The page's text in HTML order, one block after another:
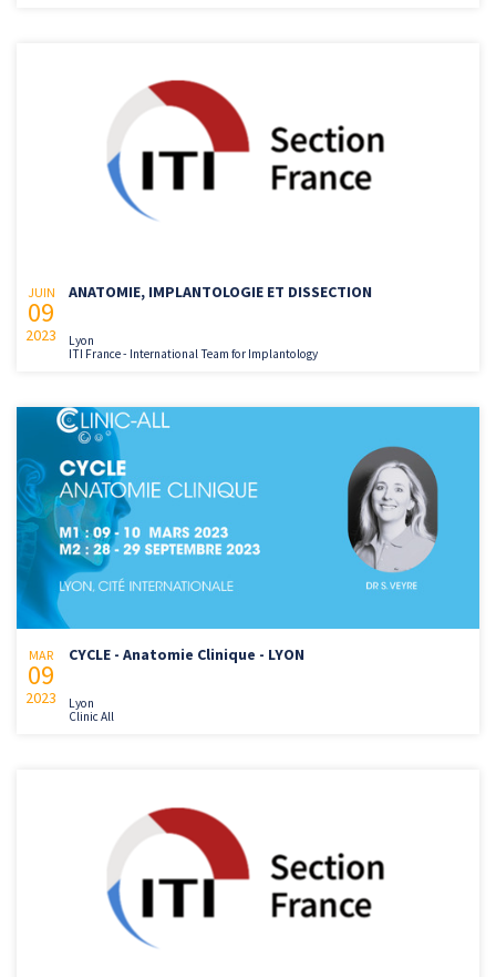
JUIN
09
2023
ANATOMIE, IMPLANTOLOGIE ET DISSECTION
Lyon
ITI France - International Team for Implantology
MAR
09
2023
CYCLE - Anatomie Clinique - LYON
Lyon
Clinic All